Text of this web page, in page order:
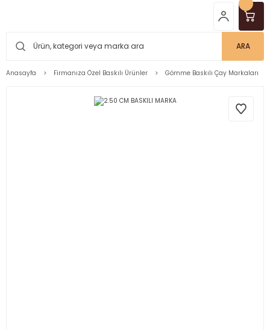
ARA
Anasayfa Firmanıza Özel Baskılı Ürünler Gömme Baskılı Çay Markaları